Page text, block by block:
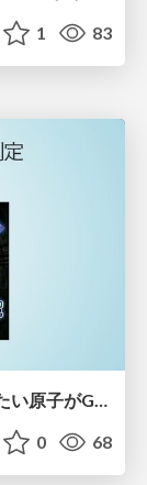
1 83
量子航法で超高精度な位置測定 〜冷たい原子がGPSを置き換える？〜
0 68